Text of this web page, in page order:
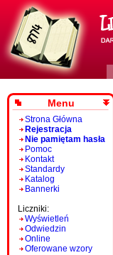
Menu
Strona Główna
Rejestracja
Nie pamiętam hasła
Pomoc
Kontakt
Standardy
Katalog
Bannerki
Liczniki:
Wyświetleń
Odwiedzin
Online
Oferowane wzory